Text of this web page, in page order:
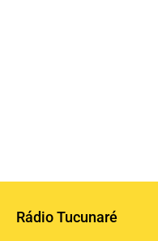
Rádio Tucunaré